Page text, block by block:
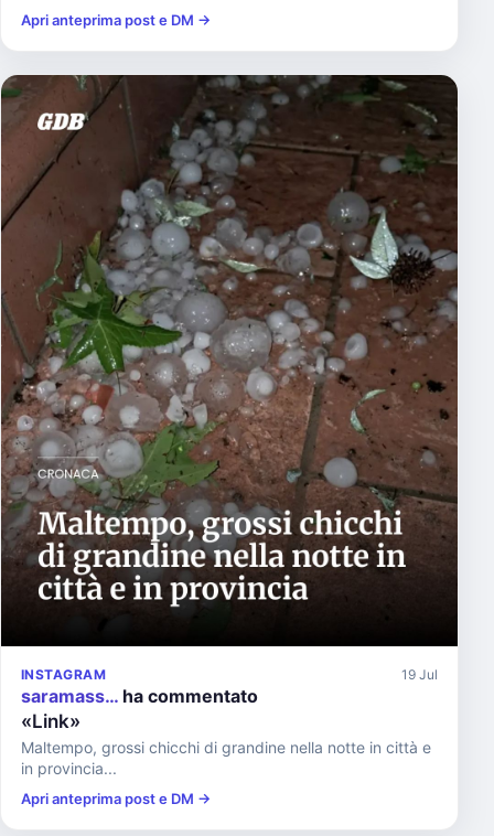
Apri anteprima post e DM →
INSTAGRAM 19 Jul
saramass… ha commentato
«Link»
Maltempo, grossi chicchi di grandine nella notte in città e
in provincia...
Apri anteprima post e DM →